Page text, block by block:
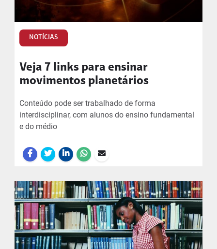
NOTÍCIAS
Veja 7 links para ensinar
movimentos planetários
Conteúdo pode ser trabalhado de forma
interdisciplinar, com alunos do ensino fundamental
e do médio